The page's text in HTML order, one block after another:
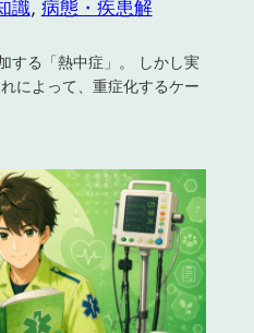
識, 病態・疾患解
する「熱中症」。 しかし実
によって、重症化するケー